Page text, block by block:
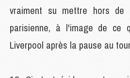
vraiment su mettre hors de
parisienne, à l'image de ce
Liverpool après la pause au